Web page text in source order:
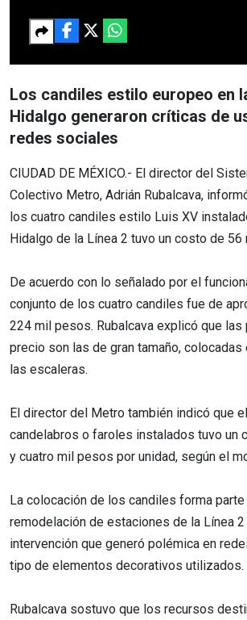
Los candiles estilo europeo en
Hidalgo generaron críticas de
redes sociales
CIUDAD DE MÉXICO.- El director del
Colectivo Metro, Adrián Rubalcava,
los cuatro candiles estilo Luis XV
Hidalgo de la Línea 2 tuvo un costo de 56
De acuerdo con lo señalado por el
conjunto de los cuatro candiles fue de
224 mil pesos. Rubalcava explicó que
precio son las de gran tamaño, colocadas
las escaleras.
El director del Metro también indicó que
candelabros o faroles instalados tuvo un
y cuatro mil pesos por unidad, según el
La colocación de los candiles forma
remodelación de estaciones de la Línea
intervención que generó polémica en
tipo de elementos decorativos utilizados.
Rubalcava sostuvo que los recursos